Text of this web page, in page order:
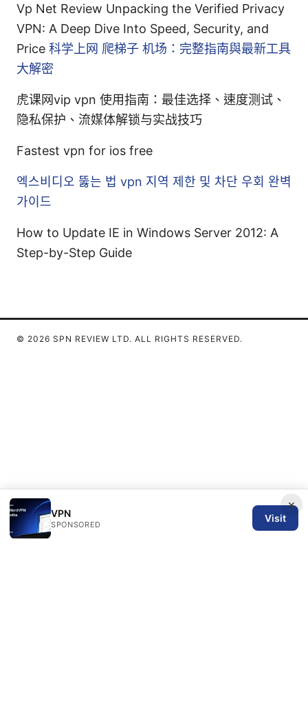
Vp Net Review Unpacking the Verified Privacy
VPN: A Deep Dive Into Speed, Security, and
Price 科学上网 爬梯子 机场：完整指南與最新工具
大解密
虎课网vip vpn 使用指南：最佳选择、速度测试、
隐私保护、流媒体解锁与实战技巧
Fastest vpn for ios free
엑스비디오 뚫는 법 vpn 지역 제한 및 차단 우회 완벽
가이드
How to Update IE in Windows Server 2012: A
Step-by-Step Guide
×
VPN
SPONSORED
Visit
© 2026 SPN REVIEW LTD. ALL RIGHTS RESERVED.